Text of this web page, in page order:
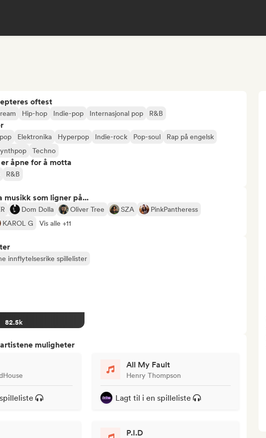
oftest
Hip-hop Indie-pop Internasjonal pop R&B
Elektronika Hyperpop Indie-rock Pop-soul
Rap på engelsk
Techno
åpne for å motta
R&B
musikk som ligner på...
Dom Dolla Oliver Tree SZA
PinkPantheress
KAROL G Vis alle +11
innflytelsesrike spillelister
82.5k
muligheter
All My Fault
Henry Thompson
Lagt til i en spilleliste
P.I.D